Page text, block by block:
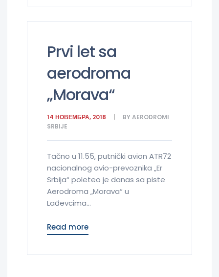
Prvi let sa
aerodroma
„Morava“
14 НОВЕМБРА, 2018 BYAERODROMI
SRBIJE
Tačno u 11.55, putnički avion ATR72
nacionalnog avio-prevoznika „Er
Srbija“ poleteo je danas sa piste
Aerodroma „Morava“ u
Lađevcima...
Read more